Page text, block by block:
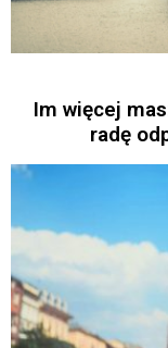
Im więcej
radę